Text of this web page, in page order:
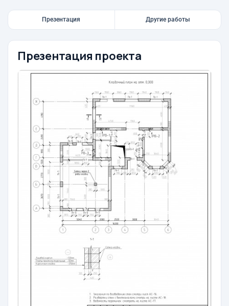
Презентация Другие работы
Презентация проекта